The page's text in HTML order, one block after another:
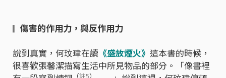
▎ 傷害的作用力，與反作用力
說到真實，何玟珒在讀 《盛放煙火》 這本書的時候，
很喜歡張馨潔描寫生活中所見物品的部分。「像書裡
（註5）